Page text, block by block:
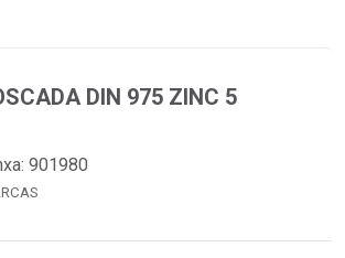
DIN 975 ZINC 5
901980